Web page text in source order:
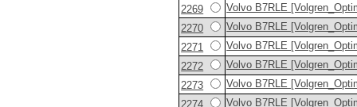
2269
Volvo B7RLE
2270
Volvo B7RLE
2271
Volvo B7RLE
2272
Volvo B7RLE
2273
Volvo B7RLE
2274
Volvo B7RLE